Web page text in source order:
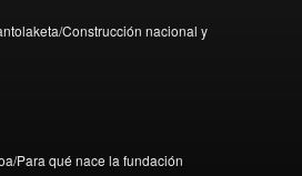
Construcción nacional y
Para qué nace la fundación